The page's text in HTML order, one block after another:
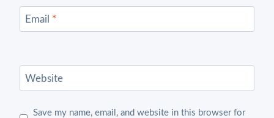
Email *
Website
Save my name, email, and website in this browser for